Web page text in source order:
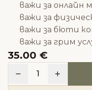
важи за онлайн
важи за
важи за бюти
важи за грим
35.00 €
1